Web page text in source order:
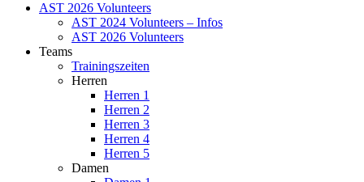
AST 2026 Volunteers
AST 2024 Volunteers – Infos
AST 2026 Volunteers
Teams
Trainingszeiten
Herren
Herren 1
Herren 2
Herren 3
Herren 4
Herren 5
Damen